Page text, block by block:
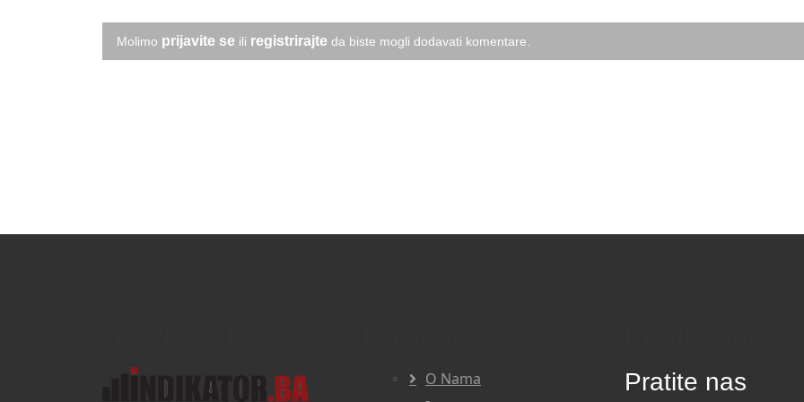
Molimo prijavite se ili registrirajte da biste mogli dodavati komentare.
O Nama
Pratite nas